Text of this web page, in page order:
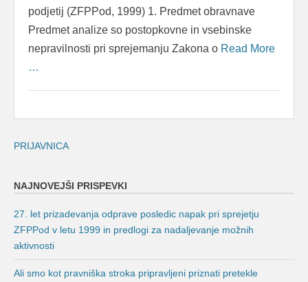
podjetij (ZFPPod, 1999) 1. Predmet obravnave
Predmet analize so postopkovne in vsebinske
nepravilnosti pri sprejemanju Zakona o Read More
…
PRIJAVNICA
NAJNOVEJŠI PRISPEVKI
27. let prizadevanja odprave posledic napak pri sprejetju
ZFPPod v letu 1999 in predlogi za nadaljevanje možnih
aktivnosti
Ali smo kot pravniška stroka pripravljeni priznati pretekle